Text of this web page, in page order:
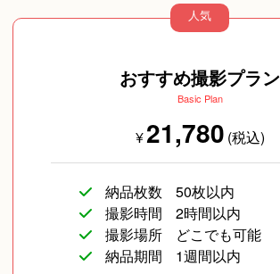
イベント/ライブ コスプレ写真
人気
おすすめ撮影プラン
Basic Plan
¥21,780 (税込)
納品枚数
50枚以内
撮影時間
2時間以内
撮影場所
どこでも可能
納品期間
1週間以内